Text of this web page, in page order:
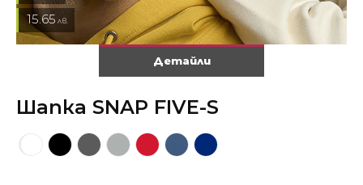
Детайли
15.65 лв.
Шапка SNAP FIVE-S